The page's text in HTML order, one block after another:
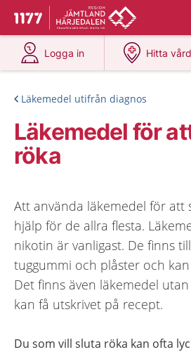
Till startsidan för 1177
Du har valt region
Logga in
på 1177.se
Hitta vård
på
Läkemedel utifrån diagnos
Läkemedel för
röka
Att använda läkemedel för att
hjälp för de allra flesta.
nikotin är vanligast. De finns
tuggummi och plåster och
Det finns även läkemedel
kan få utskrivet på recept.
Du som vill sluta röka kan ofta